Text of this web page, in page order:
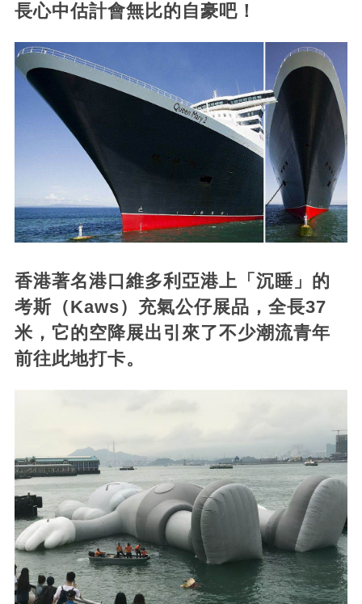
長心中估計會無比的自豪吧！
香港著名港口維多利亞港上「沉睡」的
考斯（Kaws）充氣公仔展品，全長37
米，它的空降展出引來了不少潮流青年
前往此地打卡。